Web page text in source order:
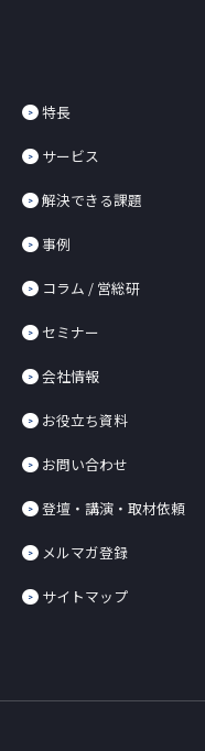
特長
サービス
解決できる課題
事例
コラム / 営総研
セミナー
会社情報
お役立ち資料
お問い合わせ
登壇・講演・取材依頼
メルマガ登録
サイトマップ